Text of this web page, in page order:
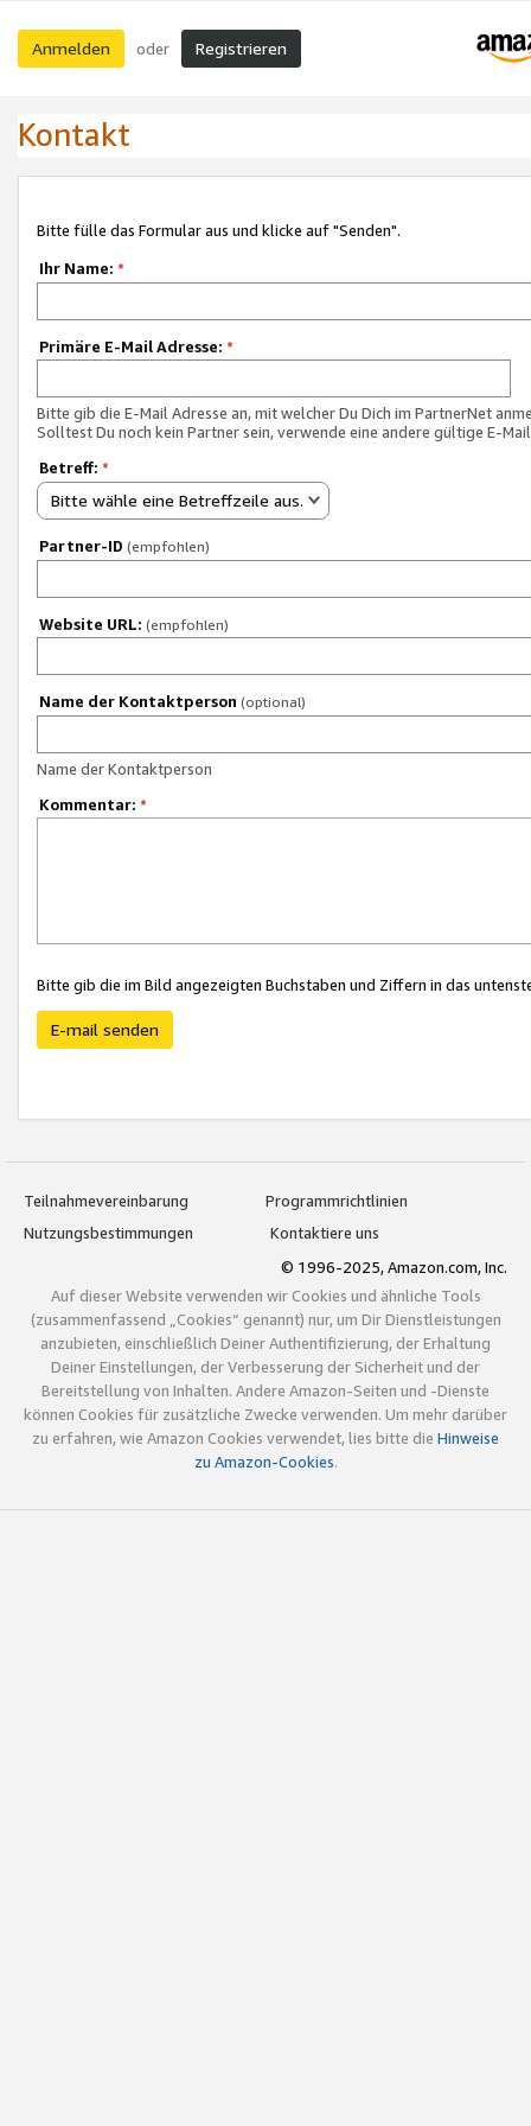
Anmelden oder Registrieren
Kontakt
Bitte fülle das Formular aus und klicke auf "Senden".
Ihr Name: *
Primäre E-Mail Adresse: *
Bitte gib die E-Mail Adresse an, mit welcher Du Dich im PartnerNet
Solltest Du noch kein Partner sein, verwende eine andere gültige E-
Betreff: *
Bitte wähle eine Betreffzeile aus.
Partner-ID (empfohlen)
Website URL: (empfohlen)
Name der Kontaktperson (optional)
Name der Kontaktperson
Kommentar: *
Bitte gib die im Bild angezeigten Buchstaben und Ziffern in das
E-mail senden
Teilnahmevereinbarung
Programmrichtlinien
Nutzungsbestimmungen
Kontaktiere uns
© 1996-2025, Amazon.com, Inc.
Auf dieser Website verwenden wir Cookies und ähnliche Tools
(zusammenfassend „Cookies“ genannt) nur, um Dir Dienstleistungen
anzubieten, einschließlich Deiner Authentifizierung, der Erhaltung
Deiner Einstellungen, der Verbesserung der Sicherheit und der
Bereitstellung von Inhalten. Andere Amazon-Seiten und -Dienste
können Cookies für zusätzliche Zwecke verwenden. Um mehr darüber
zu erfahren, wie Amazon Cookies verwendet, lies bitte die Hinweise
zu Amazon-Cookies.